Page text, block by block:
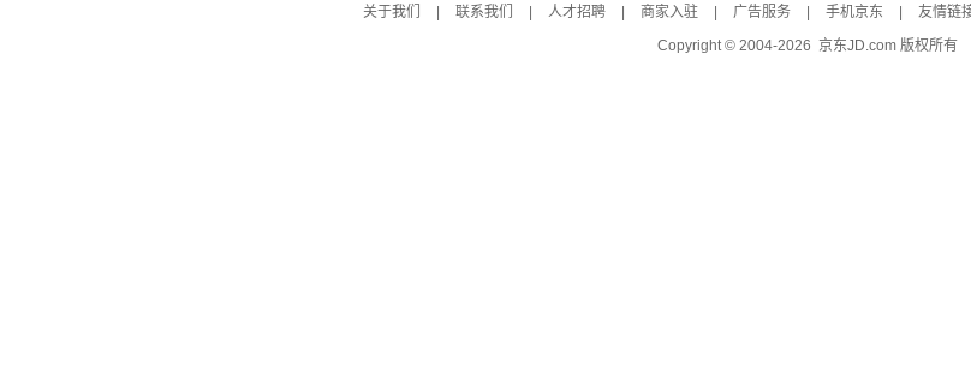
关于我们
联系我们 人才招聘 商家入驻 广告服务 手机京东 友情链
Copyright © 2004-2026 京东JD.com 版权所有